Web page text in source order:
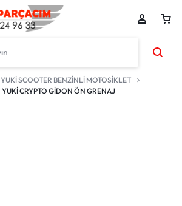
YUKİ SCOOTER BENZİNLİ MOTOSİKLET
YUKİ CRYPTO GİDON ÖN GRENAJ